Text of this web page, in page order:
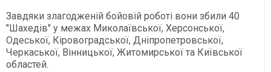
Завдяки злагодженій бойовій роботі вони збили 40
"Шахедів" у межах Миколаївської, Херсонської,
Одеської, Кіровоградської, Дніпропетровської,
Черкаської, Вінницької, Житомирської та Київської
областей.